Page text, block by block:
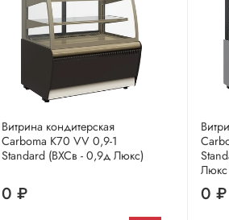
Витрина кондитерская
Carboma K70 VV 0,9-1
Standard (ВХСв - 0,9д Люкс)
0 ₽
Люкс
0 ₽